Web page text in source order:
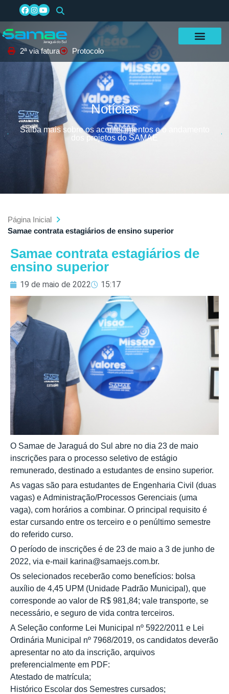
2ª via fatura Protocolo
Notícias
Saiba mais sobre os acontecimentos e o andamento
dos projetos do SAMAE
Página Inicial
Samae contrata estagiários de ensino superior
Samae contrata estagiários de
ensino superior
19 de maio de 2022 15:17
O Samae de Jaraguá do Sul abre no dia 23 de maio
inscrições para o processo seletivo de estágio
remunerado, destinado a estudantes de ensino superior.
As vagas são para estudantes de Engenharia Civil (duas
vagas) e Administração/Processos Gerenciais (uma
vaga), com horários a combinar. O principal requisito é
estar cursando entre os terceiro e o penúltimo semestre
do referido curso.
O período de inscrições é de 23 de maio a 3 de junho de
2022, via e-mail karina@samaejs.com.br.
Os selecionados receberão como benefícios: bolsa
auxílio de 4,45 UPM (Unidade Padrão Municipal), que
corresponde ao valor de R$ 981,84; vale transporte, se
necessário, e seguro de vida contra terceiros.
A Seleção conforme Lei Municipal nº 5922/2011 e Lei
Ordinária Municipal nº 7968/2019, os candidatos deverão
apresentar no ato da inscrição, arquivos
preferencialmente em PDF:
Atestado de matrícula;
Histórico Escolar dos Semestres cursados;